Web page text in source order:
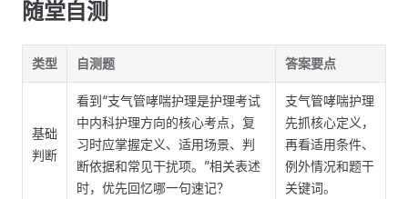
随堂自测
类型 自测题 答案要点
基础
判断
看到“支气管哮喘护理是护理考试
中内科护理方向的核心考点，复
习时应掌握定义、适用场景、判
断依据和常见干扰项。”相关表述
时，优先回忆哪一句速记？
支气管哮喘护理
先抓核心定义，
再看适用条件、
例外情况和题干
关键词。